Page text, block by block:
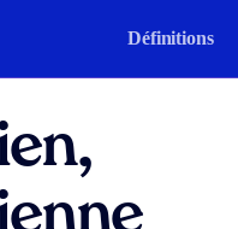
Définitions